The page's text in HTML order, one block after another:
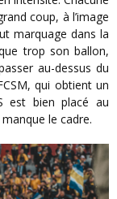
coup, à l’image
marquage dans la
trop son ballon,
au-dessus du
qui obtient un
est bien placé au
le cadre.